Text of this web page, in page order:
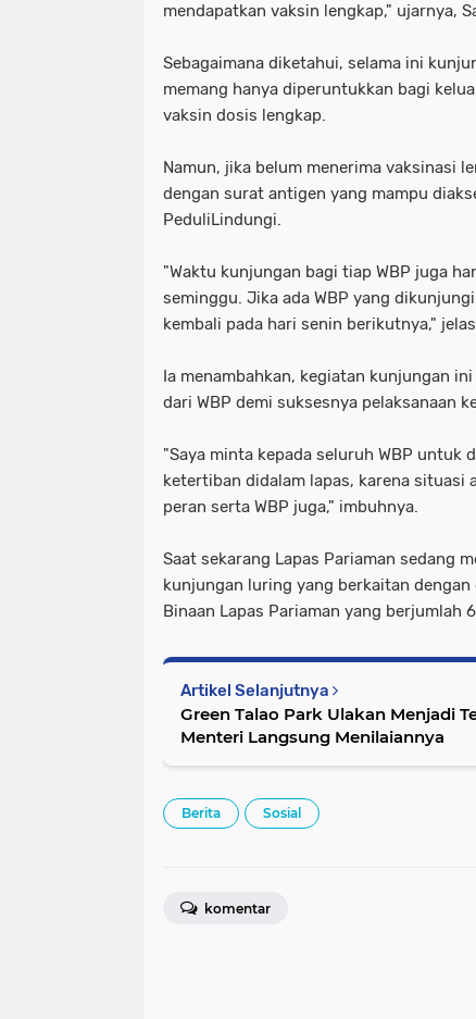
mendapatkan vaksin lengkap," ujarnya,
Sebagaimana diketahui, selama ini
memang hanya diperuntukkan bagi
vaksin dosis lengkap.
Namun, jika belum menerima vaksinasi
dengan surat antigen yang mampu
PeduliLindungi.
"Waktu kunjungan bagi tiap WBP juga
seminggu. Jika ada WBP yang
kembali pada hari senin berikutnya,"
Ia menambahkan, kegiatan kunjungan
dari WBP demi suksesnya pelaksanaan
"Saya minta kepada seluruh WBP untuk
ketertiban didalam lapas, karena situasi
peran serta WBP juga," imbuhnya.
Saat sekarang Lapas Pariaman sedang
kunjungan luring yang berkaitan dengan
Binaan Lapas Pariaman yang berjumlah
Artikel Selanjutnya
Green Talao Park Ulakan Menjadi
Menteri Langsung Menilaiannya
Berita Sosial
komentar